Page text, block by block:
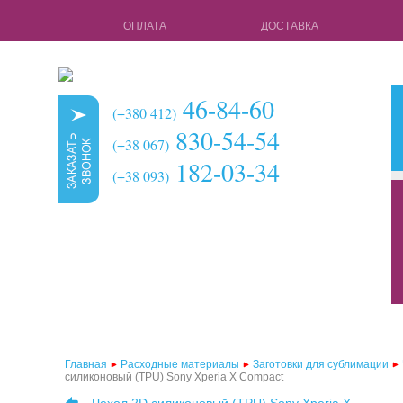
ОПЛАТА ДОСТАВКА
(+380 412) 46-84-60
(+38 067) 830-54-54
(+38 093) 182-03-34
чехлы для
Главная Расходные материалы Заготовки для сублимации
силиконовый (TPU) Sony Xperia X Сompact